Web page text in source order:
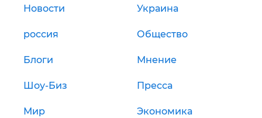
Новости Украина
россия Общество
Блоги Мнение
Шоу-Биз Пресса
Мир Экономика